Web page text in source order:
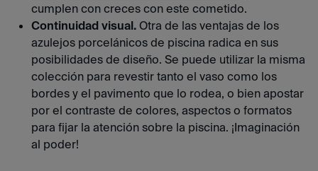
cumplen con creces con este cometido.
Continuidad visual. Otra de las ventajas de los
azulejos porcelánicos de piscina radica en sus
posibilidades de diseño. Se puede utilizar la misma
colección para revestir tanto el vaso como los
bordes y el pavimento que lo rodea, o bien apostar
por el contraste de colores, aspectos o formatos
para fijar la atención sobre la piscina. ¡Imaginación
al poder!